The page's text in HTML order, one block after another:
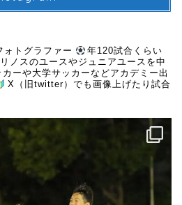
ォトグラファー
年120試合くらい
ノスのユースやジュニアユースを中
ーや大学サッカーなどアカデミー出
X（旧twitter）でも画像上げたり試合